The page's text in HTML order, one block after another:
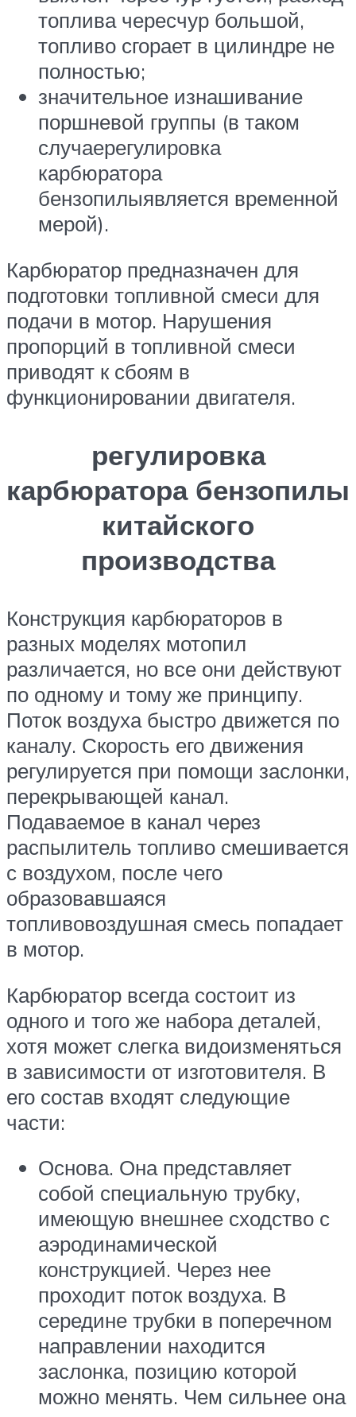
топлива чересчур большой,
топливо сгорает в цилиндре не
полностью;
значительное изнашивание
поршневой группы (в таком
случаерегулировка
карбюратора
бензопилыявляется временной
мерой).
Карбюратор предназначен для
подготовки топливной смеси для
подачи в мотор. Нарушения
пропорций в топливной смеси
приводят к сбоям в
функционировании двигателя.
регулировка
карбюратора бензопилы
китайского
производства
Конструкция карбюраторов в
разных моделях мотопил
различается, но все они действуют
по одному и тому же принципу.
Поток воздуха быстро движется по
каналу. Скорость его движения
регулируется при помощи заслонки,
перекрывающей канал.
Подаваемое в канал через
распылитель топливо смешивается
с воздухом, после чего
образовавшаяся
топливовоздушная смесь попадает
в мотор.
Карбюратор всегда состоит из
одного и того же набора деталей,
хотя может слегка видоизменяться
в зависимости от изготовителя. В
его состав входят следующие
части:
Основа. Она представляет
собой специальную трубку,
имеющую внешнее сходство с
аэродинамической
конструкцией. Через нее
проходит поток воздуха. В
середине трубки в поперечном
направлении находится
заслонка, позицию которой
можно менять. Чем сильнее она